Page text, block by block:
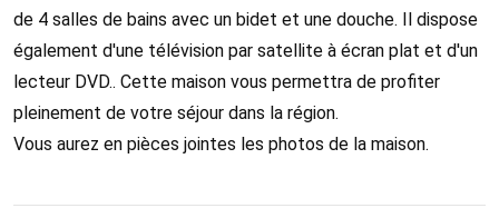
de 4 salles de bains avec un bidet et une douche. Il dispose
également d'une télévision par satellite à écran plat et d'un
lecteur DVD.. Cette maison vous permettra de profiter
pleinement de votre séjour dans la région.
Vous aurez en pièces jointes les photos de la maison.